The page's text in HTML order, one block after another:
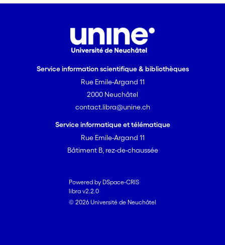
Service information scientifique & bibliothèques
Rue Emile-Argand 11
2000 Neuchâtel
contact.libra@unine.ch
Service informatique et télématique
Rue Emile-Argand 11
Bâtiment B, rez-de-chaussée
Powered by DSpace-CRIS
libra v2.2.0
© 2026 Université de Neuchâtel